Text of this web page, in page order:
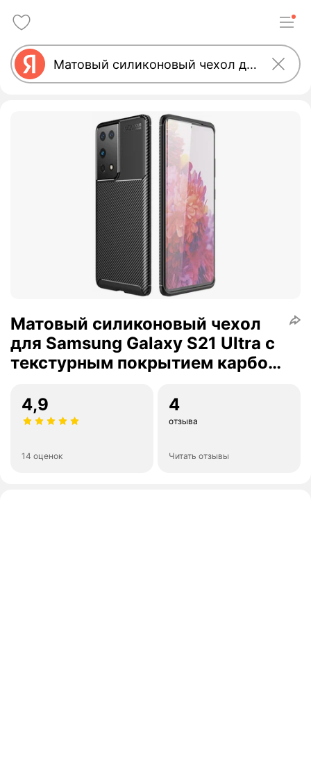
Матовый силиконовый чехол
для Samsung Galaxy S21 Ultra с
текстурным покрытием карбон
4,9
14 оценок
4
отзыва
Читать отзывы